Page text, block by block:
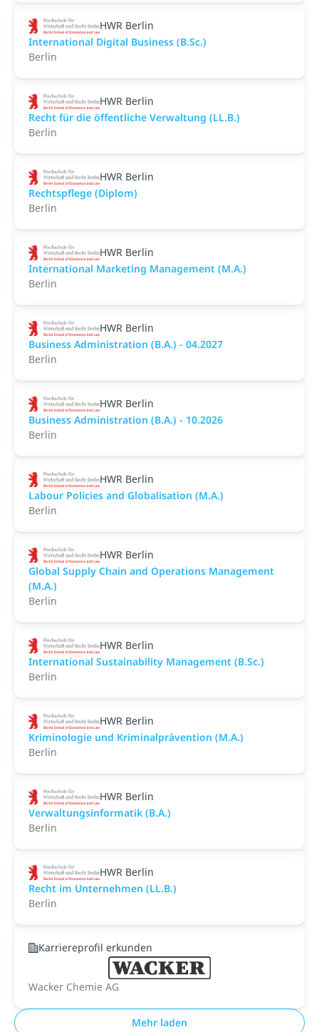
HWR Berlin
International Digital Business (B.Sc.)
Berlin
HWR Berlin
Recht für die öffentliche Verwaltung (LL.B.)
Berlin
HWR Berlin
Rechtspflege (Diplom)
Berlin
HWR Berlin
International Marketing Management (M.A.)
Berlin
HWR Berlin
Business Administration (B.A.) - 04.2027
Berlin
HWR Berlin
Business Administration (B.A.) - 10.2026
Berlin
HWR Berlin
Labour Policies and Globalisation (M.A.)
Berlin
HWR Berlin
Global Supply Chain and Operations Management
(M.A.)
Berlin
HWR Berlin
International Sustainability Management (B.Sc.)
Berlin
HWR Berlin
Kriminologie und Kriminalprävention (M.A.)
Berlin
HWR Berlin
Verwaltungsinformatik (B.A.)
Berlin
HWR Berlin
Recht im Unternehmen (LL.B.)
Berlin
Karriereprofil erkunden
Wacker Chemie AG
Mehr laden